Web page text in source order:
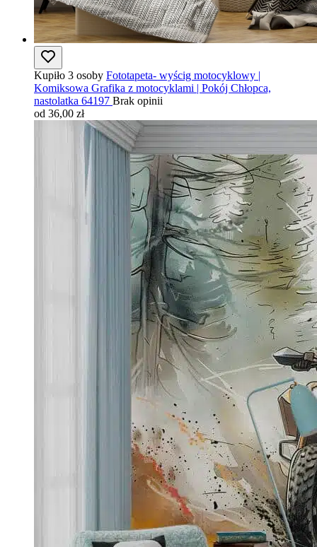
Kupiło 3 osoby Fototapeta- wyścig motocyklowy |
Komiksowa Grafika z motocyklami | Pokój Chłopca,
nastolatka 64197 Brak opinii
od 36,00 zł